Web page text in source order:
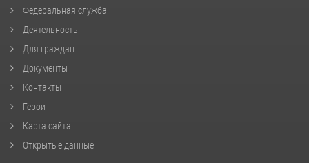
Федеральная служба
Деятельность
Для граждан
Документы
Контакты
Герои
Карта сайта
Открытые данные